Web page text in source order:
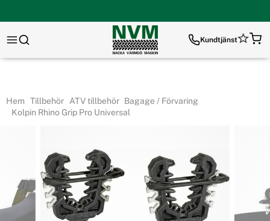
Kundtjänst
Hem Tillbehör ATV tillbehör Bagage / Förvaring
Kolpin Rhino Grip Pro Universal